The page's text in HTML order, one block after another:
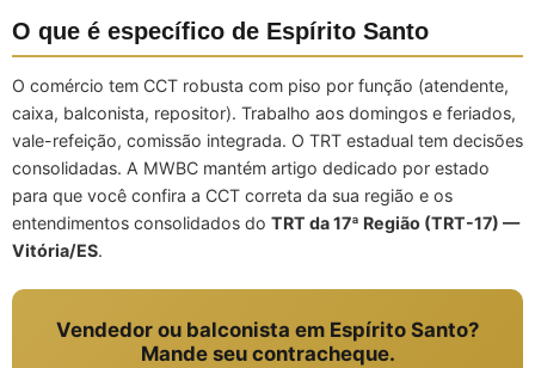
O que é específico de Espírito Santo
O comércio tem CCT robusta com piso por função (atendente,
caixa, balconista, repositor). Trabalho aos domingos e feriados,
vale-refeição, comissão integrada. O TRT estadual tem decisões
consolidadas. A MWBC mantém artigo dedicado por estado
para que você confira a CCT correta da sua região e os
entendimentos consolidados do TRT da 17ª Região (TRT-17) —
Vitória/ES.
Vendedor ou balconista em Espírito Santo?
Mande seu contracheque.